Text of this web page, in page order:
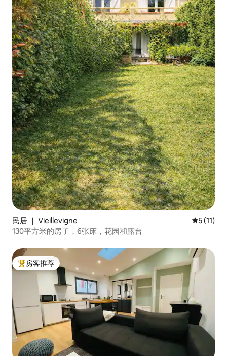
民居 ｜ Vieillevigne 平均评分
5 (11)
130平方米的房子，6张床，花园和露台
热门「房客推荐」
房客推荐